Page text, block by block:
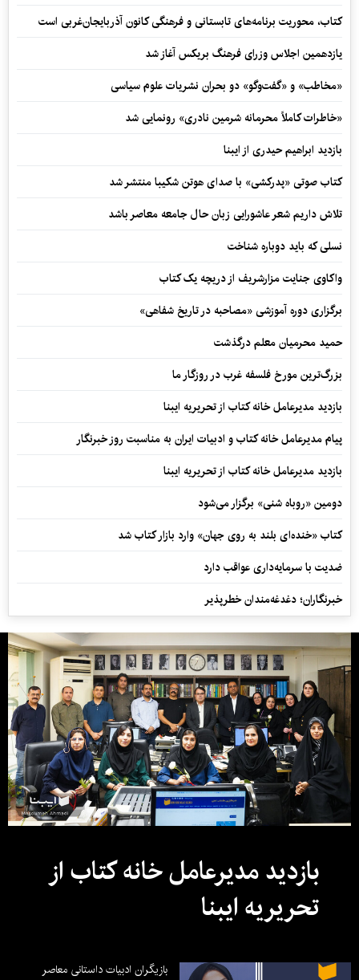
کتاب، محوریت برنامه‌های تابستانی و فرهنگی کانون آذربایجان‌غربی است
یازدهمین اجلاس وزرای فرهنگ بریکس آغاز شد
«مخاطب» و «گفت‌وگو» دو بحران نشریات علوم سیاسی
«خاطرات کاملاً محرمانه شرمین نادری» رونمایی شد
بازدید ابراهیم حیدری از ایبنا
کتاب صوتی «پدرکشی» با صدای هوتن شکیبا منتشر شد
تلاش داریم شعر عاشورایی زبان حال جامعه معاصر باشد
نسلی که باید دوباره شناخت
واکاوی جنایت مزارشریف از دریچه یک کتاب
برگزاری دوره آموزشی «مصاحبه در تاریخ شفاهی»
حمید محرمیان معلم درگذشت
بزرگ‌ترین مورخ فلسفه غرب در روزگار ما
بازدید مدیرعامل خانه کتاب از تحریریه ایبنا
پیام مدیرعامل خانه کتاب و ادبیات ایران به مناسبت روز خبرنگار
بازدید مدیرعامل خانه کتاب از تحریریه ایبنا
دومین «روباه شنی» برگزار می‌شود
کتاب «خنده‌ای بلند به روی جهان» وارد بازار کتاب شد
ضدیت با سرمایه‌داری عواقب دارد
خبرنگاران؛ دغدغه‌مندان خطرپذیر
بازدید مدیرعامل خانه کتاب از
تحریریه ایبنا
بازیگران ادبیات داستانی معاصر